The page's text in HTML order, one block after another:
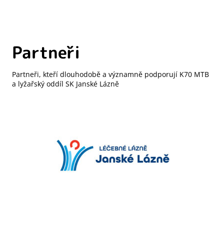
Partneři
Partneři, kteří dlouhodobě a významně podporují K70 MTB
a lyžařský oddíl SK Janské Lázně